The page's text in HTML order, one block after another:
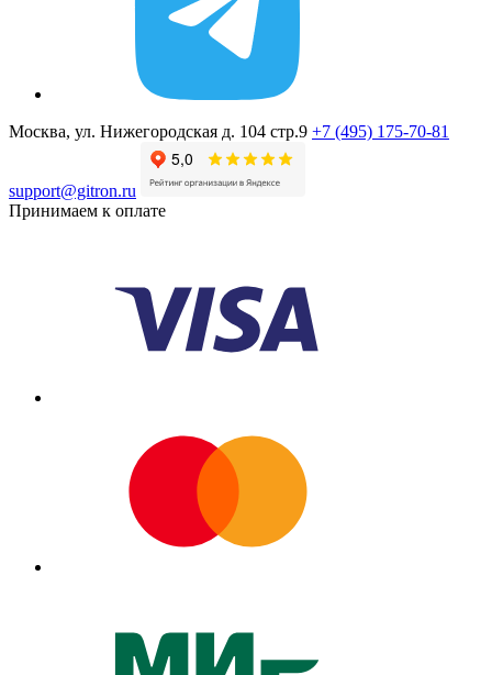
Москва, ул. Нижегородская д. 104 стр.9 +7 (495) 175-70-81
support@gitron.ru
Принимаем к оплате